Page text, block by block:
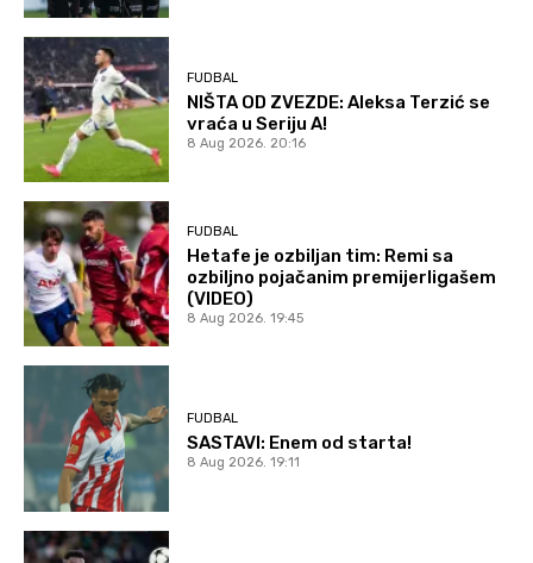
FUDBAL
NIŠTA OD ZVEZDE: Aleksa Terzić se
vraća u Seriju A!
8 Aug 2026. 20:16
FUDBAL
Hetafe je ozbiljan tim: Remi sa
ozbiljno pojačanim premijerligašem
(VIDEO)
8 Aug 2026. 19:45
FUDBAL
SASTAVI: Enem od starta!
8 Aug 2026. 19:11